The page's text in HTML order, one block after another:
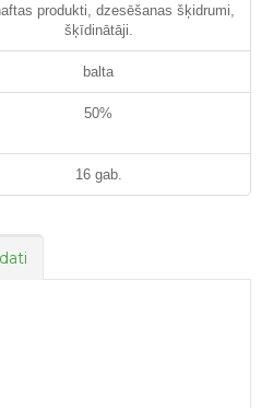
produkti, dzesēšanas šķidrumi,
šķīdinātāji.
balta
50%
16 gab.